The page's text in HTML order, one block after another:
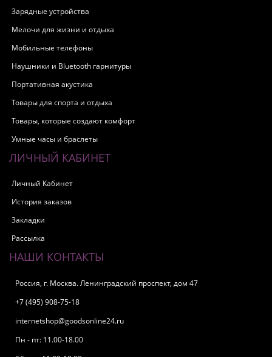
Зарядные устройства
Мелочи для жизни и отдыха
Мобильные телефоны
Наушники и Bluetooth гарнитуры
Портативная акустика
Товары для спорта и отдыха
Товары, которые создают комфорт
Умные часы и браслеты
ЛИЧНЫЙ КАБИНЕТ
Личный Кабинет
История заказов
Закладки
Рассылка
НАШИ КОНТАКТЫ
Россия, г. Москва. Ленинградский проспект, дом 47
+7 (495) 908-75-18
internetshop@goodsonline24.ru
Пн - пт: 11.00-18.00